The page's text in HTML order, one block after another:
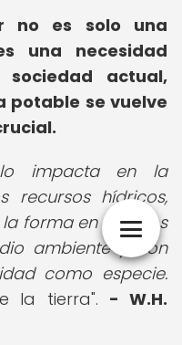
no es solo una
una necesidad
actual,
potable se vuelve
impacta en la
recursos hídricos,
forma en que nos
ambiente y con
como especie.
la tierra". - W.H.